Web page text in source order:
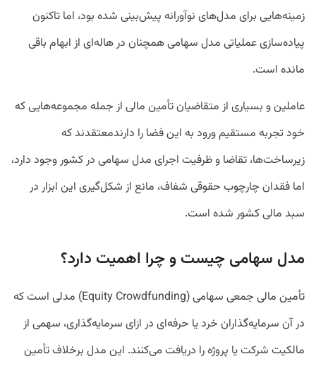
زمینه‌هایی برای مدل‌های نوآورانه پیش‌بینی شده بود، اما تاکنون
پیاده‌سازی عملیاتی مدل سهامی همچنان در هاله‌ای از ابهام باقی
مانده است.
عاملین و بسیاری از متقاضیان تأمین مالی از جمله مجموعه‌هایی که
خود تجربه مستقیم ورود به این فضا را دارندمعتقدند که
زیرساخت‌ها، تقاضا و ظرفیت اجرای مدل سهامی در کشور وجود دارد،
اما فقدان چارچوب حقوقی شفاف، مانع از شکل‌گیری این ابزار در
سبد مالی کشور شده است.
مدل سهامی چیست و چرا اهمیت دارد؟
تأمین مالی جمعی سهامی (Equity Crowdfunding) مدلی است که
در آن سرمایه‌گذاران خرد یا حرفه‌ای در ازای سرمایه‌گذاری، سهمی از
مالکیت شرکت یا پروژه را دریافت می‌کنند. این مدل برخلاف تأمین